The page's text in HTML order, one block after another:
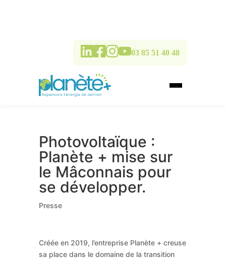
03 85 51 40 48
Photovoltaïque :
Planète + mise sur
le Mâconnais pour
se développer.
Presse
Créée en 2019, l’entreprise Planète + creuse
sa place dans le domaine de la transition